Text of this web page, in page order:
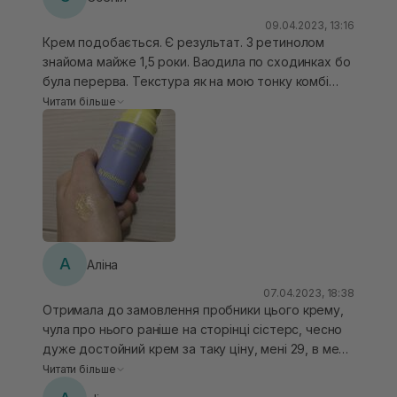
сходинками, навіть якщо ви вже знайомі з
09.04.2023, 13:16
Крем подобається. Є результат. З ретинолом
знайома майже 1,5 роки. Ваодила по сходинках бо
була перерва. Текстура як на мою тонку комбі
шкіру то трішки плотніша, але не завжди закриваю
відновлюючим кремом.
Читати більше
А Аліна
07.04.2023, 18:38
Отримала до замовлення пробники цього крему,
чула про нього раніше на сторінці сістерс, чесно
дуже достойний крем за таку ціну, мені 29, в мене
комбі зневоднена схильна до поодиноких висипів,
Читати більше